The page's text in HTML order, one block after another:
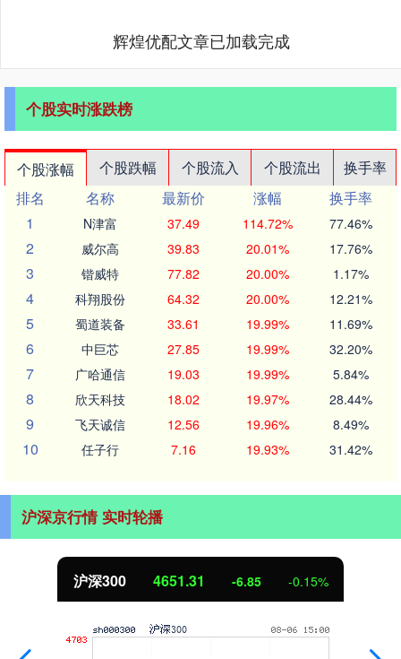
辉煌优配文章已加载完成
个股实时涨跌榜
个股涨幅 个股跌幅 个股流入 个股流出
换手率
排名
名称 最新价 涨幅
换手率
1
N津富 37.49 114.72% 77.46%
2 威尔高 39.83 20.01% 17.76%
3 锴威特 77.82 20.00% 1.17%
4 科翔股份 64.32 20.00% 12.21%
5 蜀道装备 33.61 19.99% 11.69%
6 中巨芯 27.85 19.99% 32.20%
7 广哈通信 19.03 19.99% 5.84%
8 欣天科技 18.02 19.97% 28.44%
9 飞天诚信 12.56 19.96% 8.49%
10 任子行 7.16 19.93% 31.42%
沪深京行情 实时轮播
沪深300 4651.31 -6.85 -0.15%